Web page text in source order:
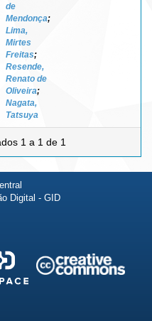
de
Mendonça;
Lima,
Mirtes
Freitas;
Resende,
Renato de
Oliveira;
Nagata,
Tatsuya
1 a 1 de 1
Digital - GID